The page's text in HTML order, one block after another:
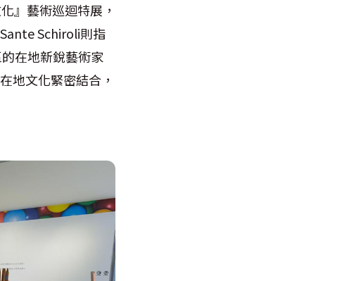
』藝術巡迴特展，
Schiroli則指
在地新銳藝術家
地文化緊密結合，